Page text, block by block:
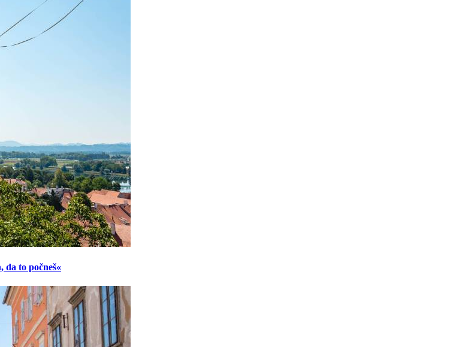
to počneš«